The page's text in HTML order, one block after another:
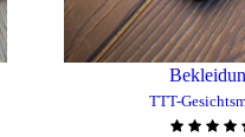
TTT-